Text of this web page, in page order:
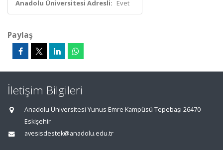
Anadolu Üniversitesi Adresli: Evet
Paylaş
İletişim Bilgileri
Anadolu Üniversitesi Yunus Emre Kampüsü Tepebaşı 26470
Eskişehir
avesisdestek@anadolu.edu.tr